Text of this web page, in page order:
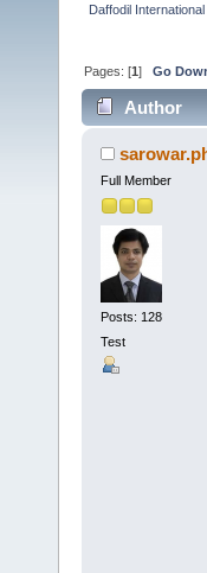
Daffodil
Pages: [1]Go
Author
Full Member
Posts: 128
Test